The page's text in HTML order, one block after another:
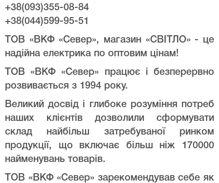
+38(093)355-08-84
+38(044)599-95-51
ТОВ «ВКФ «Север», магазин «СВІТЛО» - це
надійна електрика по оптовим цінам!
ТОВ «ВКФ «Север» працює і безперервно
розвивається з 1994 року.
Великий досвід і глибоке розуміння потреб
наших клієнтів дозволили сформувати
склад найбільш затребуваної ринком
продукції, що включає більш ніж 170000
найменувань товарів.
ТОВ «ВКФ «Север» зарекомендував себе як